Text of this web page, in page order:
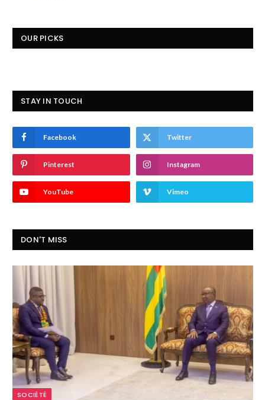
OUR PICKS
STAY IN TOUCH
Facebook Twitter
Pinterest Instagram
YouTube Vimeo
DON'T MISS
SOCIÉTÉ